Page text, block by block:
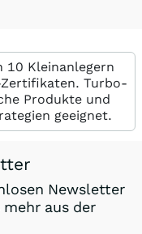
10 Kleinanlegern
Turbo-
Produkte und
geeignet.
Newsletter
aus der